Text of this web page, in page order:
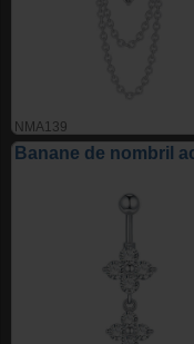
NMA139
Banane de nombril